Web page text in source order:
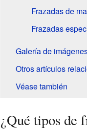
Frazadas de
Frazadas
Galería de
Otros artículos
Véase también
¿Qué tipos de